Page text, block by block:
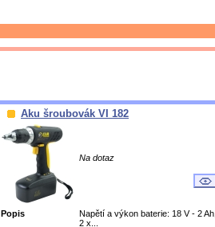
Aku šroubovák VI 182
Na dotaz
Popis Napětí a výkon baterie: 18 V - 2 Ah,
2 x...